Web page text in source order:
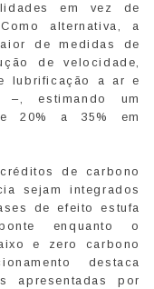
em vez de
alternativa, a
de medidas de
de velocidade,
lubrificação a ar e
–, estimando um
20% a 35% em
de carbono
sejam integrados
de efeito estufa
enquanto o
e zero carbono
destaca
apresentadas por